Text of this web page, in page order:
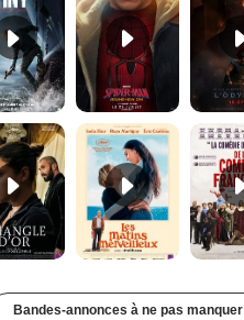
Le Triangle d'or Bande-annonce VF
Bandes-annonces à ne pas manquer